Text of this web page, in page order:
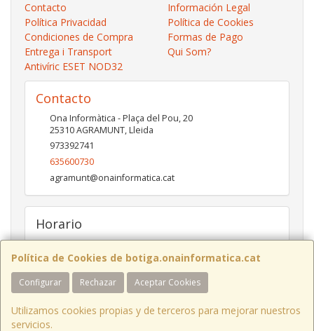
Política de Cookies de botiga.onainformatica.cat
Configurar Rechazar Aceptar Cookies
Utilizamos cookies propias y de terceros para mejorar nuestros
servicios.
Contacto
Información Legal
Política Privacidad
Política de Cookies
Condiciones de Compra
Formas de Pago
Entrega i Transport
Qui Som?
Antivíric ESET NOD32
Contacto
Ona Informàtica - Plaça del Pou, 20
25310AGRAMUNT,Lleida
973392741
635600730
agramunt@onainformatica.cat
Horario
De 9h a 13:15h i de 15:45h a 19:45h de dilluns a divendres.
Dissabtes de De 9:30h a 13:30h
ONA INFORMÀTICA I COMUNICACIONS- Plaça del Pou, 20 - 25310
AGRAMUNT/ Tel. 973 392 741 - 973 711 276